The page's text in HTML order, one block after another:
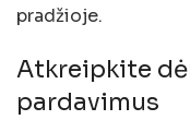
pradžioje.
Atkreipkite
pardavimus